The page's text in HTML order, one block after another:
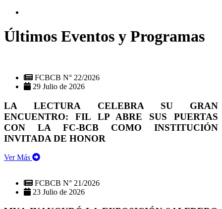
Últimos Eventos y Programas
FCBCB N° 22/2026
29 Julio de 2026
LA LECTURA CELEBRA SU GRAN
ENCUENTRO: FIL LP ABRE SUS PUERTAS
CON LA FC-BCB COMO INSTITUCIÓN
INVITADA DE HONOR
Ver Más
FCBCB N° 21/2026
23 Julio de 2026